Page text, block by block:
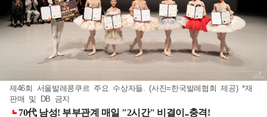
제46회 서울발레콩쿠르 주요 수상자들. (사진=한국발레협회 제공) *재
판매 및 DB 금지